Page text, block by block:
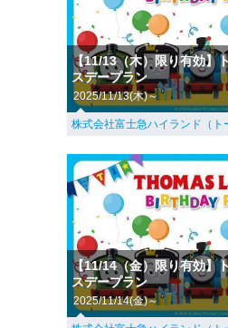
【11/13（木）限り有効】
スデープラン
2025/11/13(木)～
株式会社富士急ハイランド（ト
【11/14（金）限り有効】
スデープラン
2025/11/14(金)～